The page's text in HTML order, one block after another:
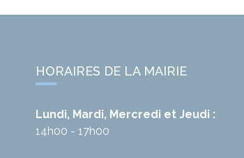
HORAIRES DE LA MAIRIE
Lundi, Mardi, Mercredi et Jeudi :
14h00 - 17h00